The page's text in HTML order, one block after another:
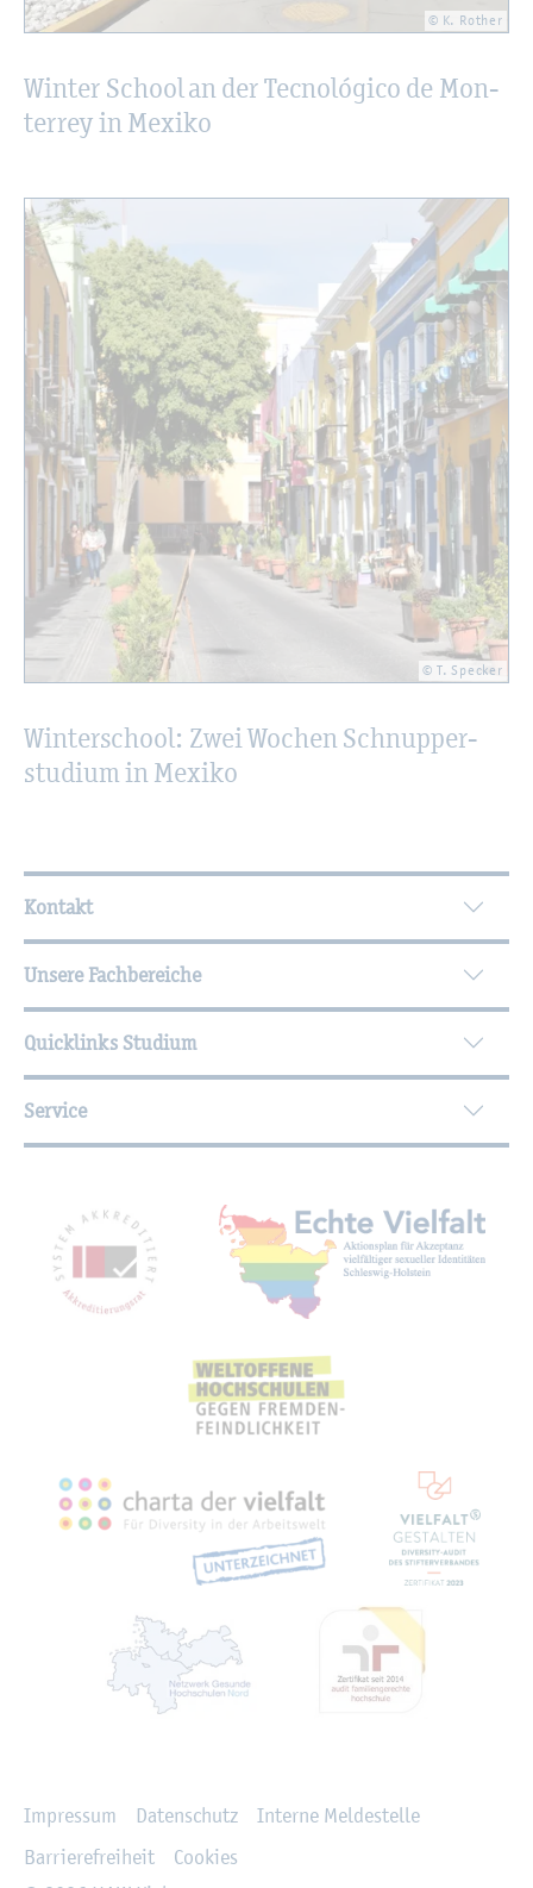
© K. Ro­ther
Win­ter School an der Tec­nológico de Mon­
ter­rey in Me­xi­ko
© T. Spe­cker
Win­ter­school: Zwei Wo­chen Schnup­per­
stu­di­um in Me­xi­ko
Wei­ter­füh­ren­de In­for­ma­tio­nen
Kontakt
Unsere Fachbereiche
Quicklinks Studium
Service
Mit­glied­schaf­ten,
Im­pres­sum Da­ten­schutz
In­ter­ne Mel­de­stel­le
Bar­rie­re­frei­heit
Coo­kies